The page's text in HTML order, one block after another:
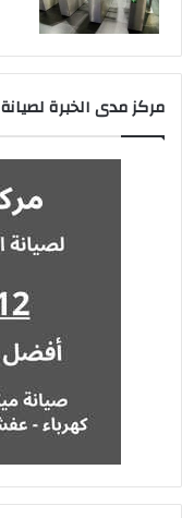
مركز مدى الخبرة